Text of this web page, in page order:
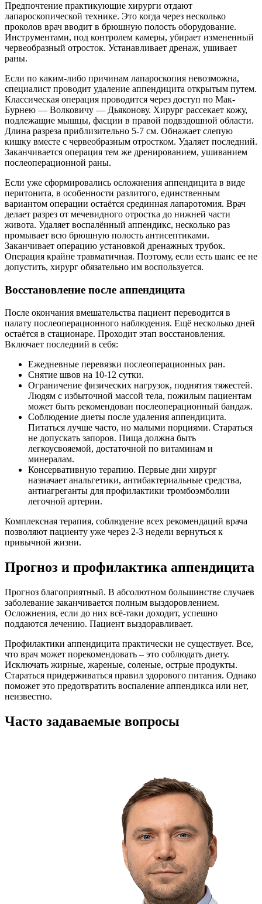
Предпочтение практикующие хирурги отдают
лапароскопической технике. Это когда через несколько
проколов врач вводит в брюшную полость оборудование.
Инструментами, под контролем камеры, убирает измененный
червеобразный отросток. Устанавливает дренаж, ушивает
раны.
Если по каким-либо причинам лапароскопия невозможна,
специалист проводит удаление аппендицита открытым путем.
Классическая операция проводится через доступ по Мак-
Бурнею — Волковичу — Дьяконову. Хирург рассекает кожу,
подлежащие мышцы, фасции в правой подвздошной области.
Длина разреза приблизительно 5-7 см. Обнажает слепую
кишку вместе с червеобразным отростком. Удаляет последний.
Заканчивается операция тем же дренированием, ушиванием
послеоперационной раны.
Если уже сформировались осложнения аппендицита в виде
перитонита, в особенности разлитого, единственным
вариантом операции остаётся срединная лапаротомия. Врач
делает разрез от мечевидного отростка до нижней части
живота. Удаляет воспалённый аппендикс, несколько раз
промывает всю брюшную полость антисептиками.
Заканчивает операцию установкой дренажных трубок.
Операция крайне травматичная. Поэтому, если есть шанс ее не
допустить, хирург обязательно им воспользуется.
Восстановление после аппендицита
После окончания вмешательства пациент переводится в
палату послеоперационного наблюдения. Ещё несколько дней
остаётся в стационаре. Проходит этап восстановления.
Включает последний в себя:
Ежедневные перевязки послеоперационных ран.
Снятие швов на 10-12 сутки.
Ограничение физических нагрузок, поднятия тяжестей.
Людям с избыточной массой тела, пожилым пациентам
может быть рекомендован послеоперационный бандаж.
Соблюдение диеты после удаления аппендицита.
Питаться лучше часто, но малыми порциями. Стараться
не допускать запоров. Пища должна быть
легкоусвояемой, достаточной по витаминам и
минералам.
Консервативную терапию. Первые дни хирург
назначает анальгетики, антибактериальные средства,
антиагреганты для профилактики тромбоэмболии
легочной артерии.
Комплексная терапия, соблюдение всех рекомендаций врача
позволяют пациенту уже через 2-3 недели вернуться к
привычной жизни.
Прогноз и профилактика аппендицита
Прогноз благоприятный. В абсолютном большинстве случаев
заболевание заканчивается полным выздоровлением.
Осложнения, если до них всё-таки доходит, успешно
поддаются лечению. Пациент выздоравливает.
Профилактики аппендицита практически не существует. Все,
что врач может порекомендовать – это соблюдать диету.
Исключать жирные, жареные, соленые, острые продукты.
Стараться придерживаться правил здорового питания. Однако
поможет это предотвратить воспаление аппендикса или нет,
неизвестно.
Часто задаваемые вопросы